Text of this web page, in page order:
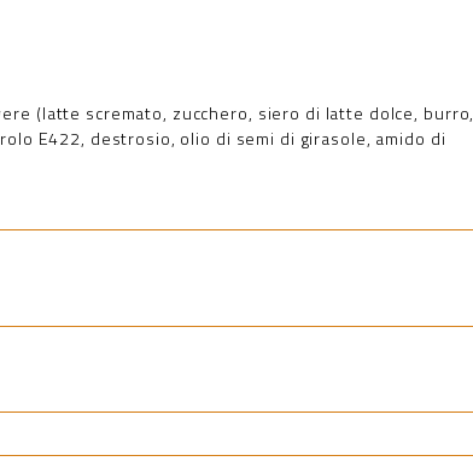
(latte scremato, zucchero, siero di latte dolce, burro,
E422, destrosio, olio di semi di girasole, amido di